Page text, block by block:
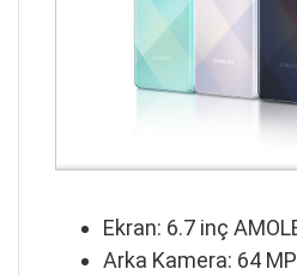
Ekran: 6.7 inç
Arka Kamera: 64 MP